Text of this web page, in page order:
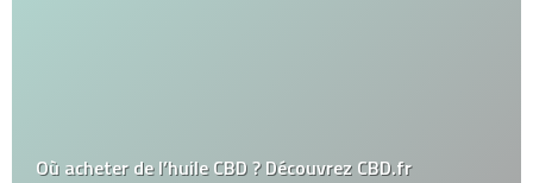
Où acheter de l’huile CBD ? Découvrez CBD.fr